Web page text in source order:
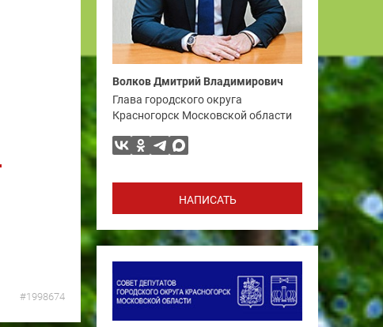
#1998674
Волков Дмитрий Владимирович
Глава городского округа
Красногорск Московской области
НАПИСАТЬ